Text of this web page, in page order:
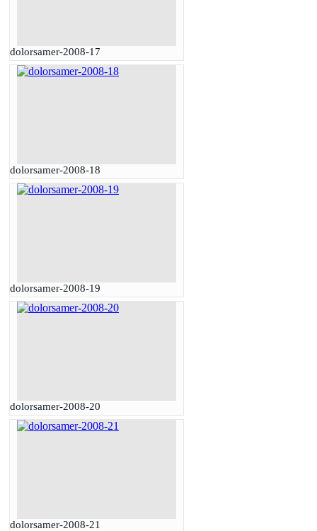
dolorsamer-2008-17
dolorsamer-2008-18
dolorsamer-2008-19
dolorsamer-2008-20
dolorsamer-2008-21